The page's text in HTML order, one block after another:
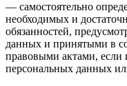
— самостоятельно
необходимых и
обязанностей,
данных и принятыми в
правовыми актами, если
персональных данных